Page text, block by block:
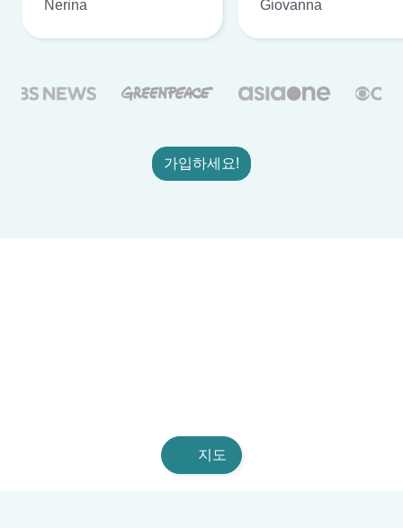
Nerina Giovanna
가입하세요!
지도